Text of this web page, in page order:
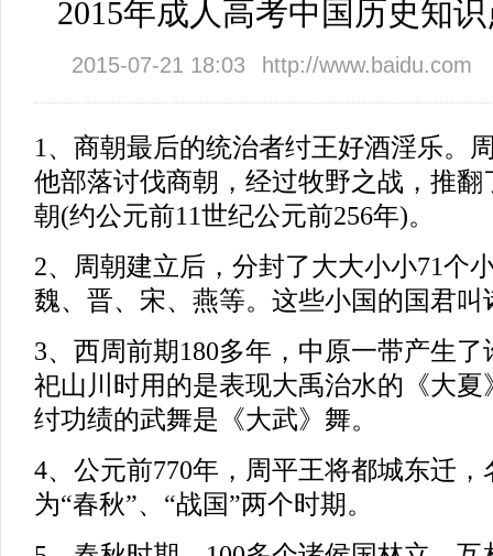
2015年成人高考中国历史知
2015-07-21 18:03 http://www.baidu.com
1、商朝最后的统治者纣王好酒淫乐。
他部落讨伐商朝，经过牧野之战，推翻
朝(约公元前11世纪公元前256年)。
2、周朝建立后，分封了大大小小71个
魏、晋、宋、燕等。这些小国的国君叫
3、西周前期180多年，中原一带产生
祀山川时用的是表现大禹治水的《大夏
纣功绩的武舞是《大武》舞。
4、公元前770年，周平王将都城东迁，
为“春秋”、“战国”两个时期。